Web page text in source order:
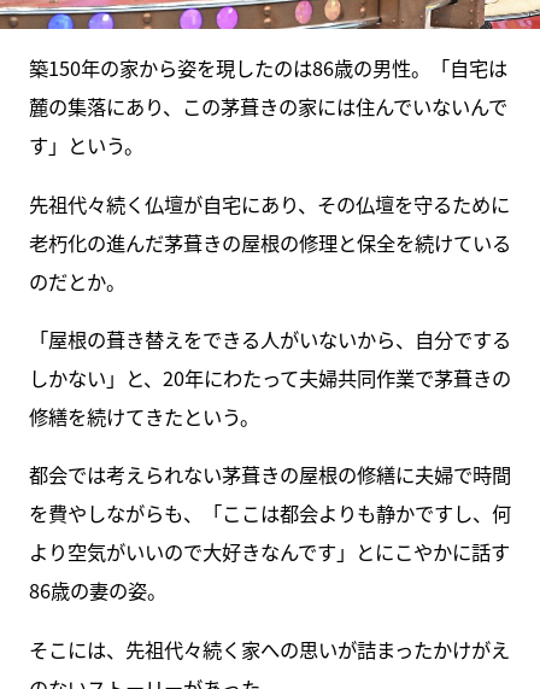
築150年の家から姿を現したのは86歳の男性。「自宅は
麓の集落にあり、この茅葺きの家には住んでいないんで
す」という。
先祖代々続く仏壇が自宅にあり、その仏壇を守るために
老朽化の進んだ茅葺きの屋根の修理と保全を続けている
のだとか。
「屋根の葺き替えをできる人がいないから、自分でする
しかない」と、20年にわたって夫婦共同作業で茅葺きの
修繕を続けてきたという。
都会では考えられない茅葺きの屋根の修繕に夫婦で時間
を費やしながらも、「ここは都会よりも静かですし、何
より空気がいいので大好きなんです」とにこやかに話す
86歳の妻の姿。
そこには、先祖代々続く家への思いが詰まったかけがえ